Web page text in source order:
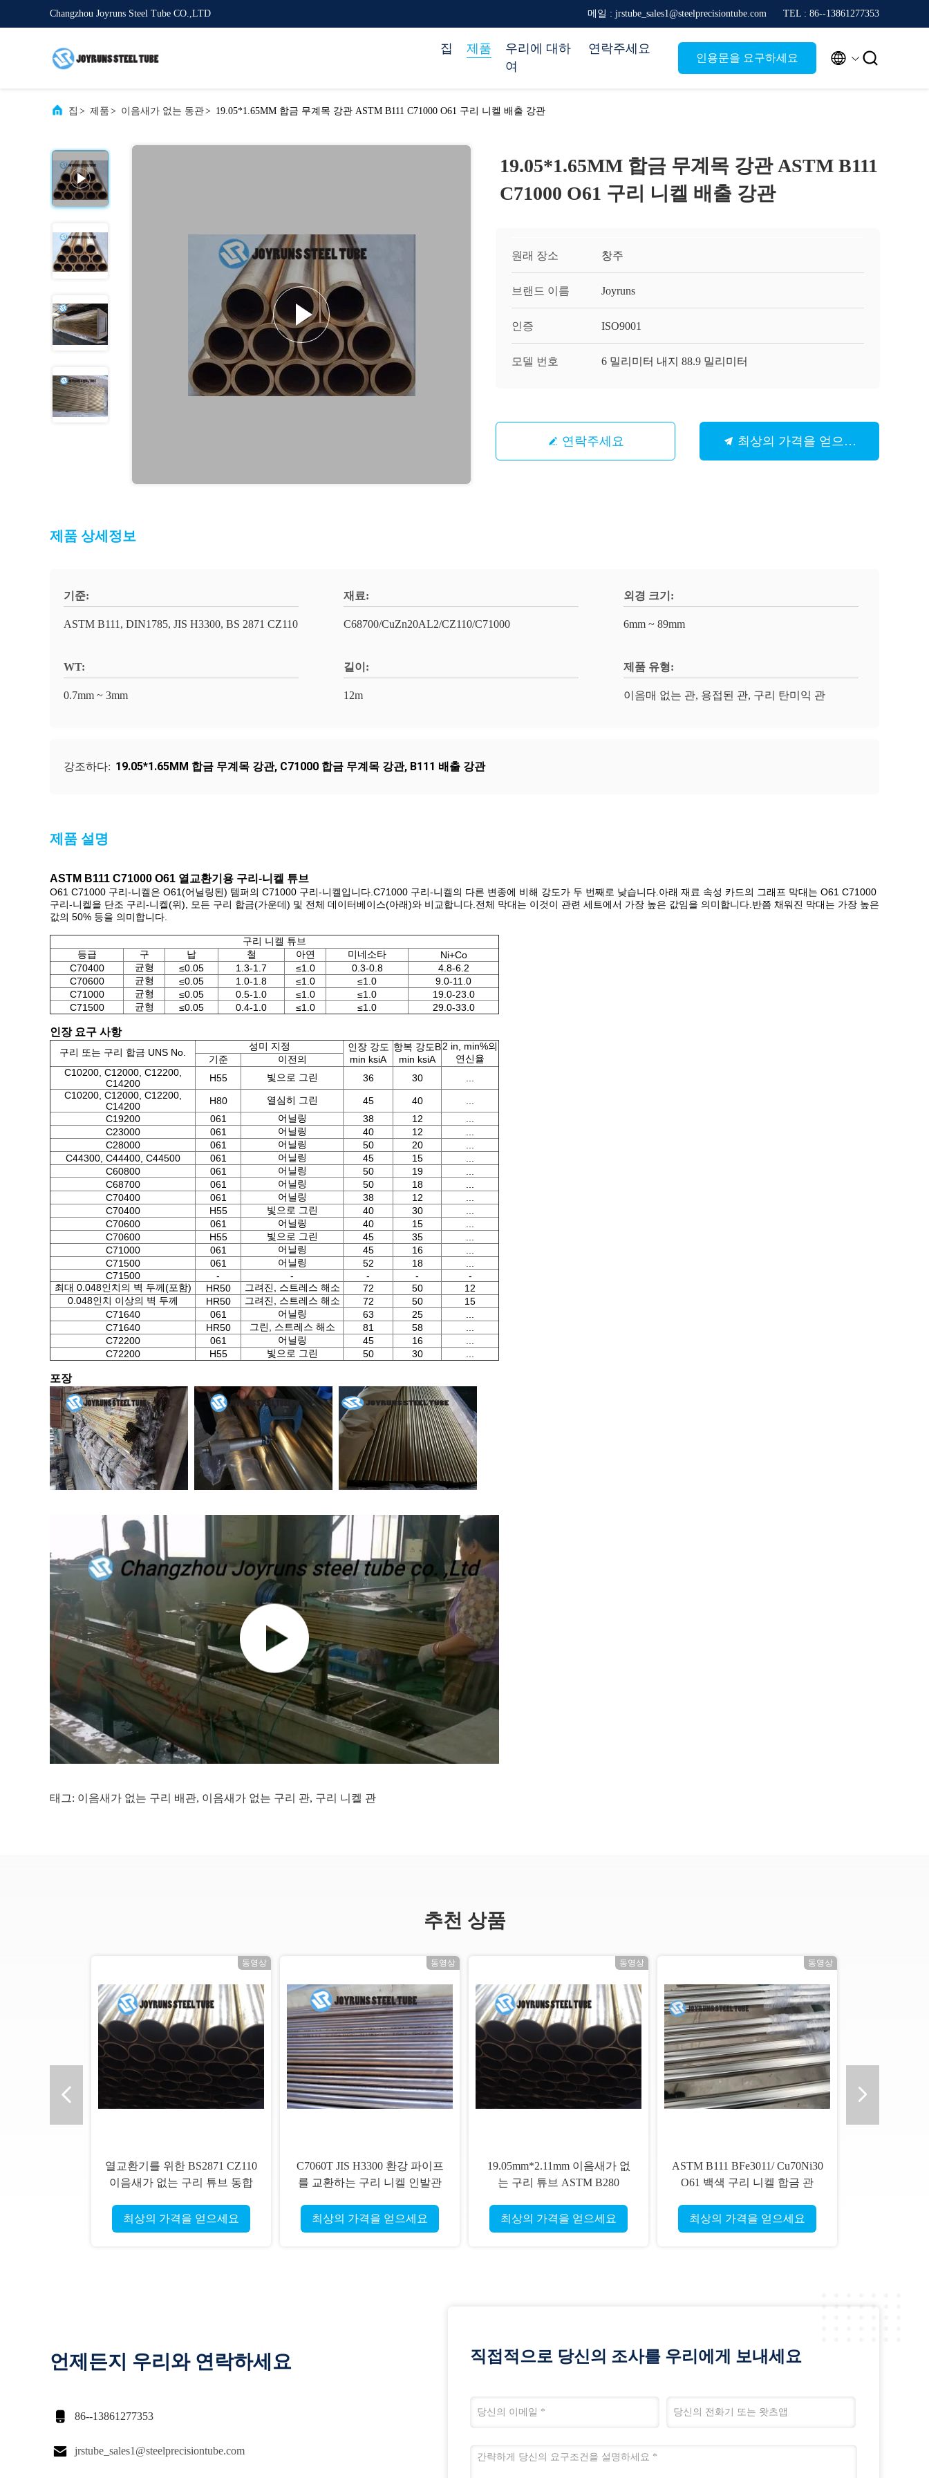
Changzhou Joyruns Steel Tube CO.,LTD 메일 : jrstube_sales1@steelprecisiontube.com TEL : 86--13861277353
집 제품
우리에 대하
여
연락주세요
인용문을 요구하세요  
집 > 제품 > 이음새가 없는 동관> 19.05*1.65MM 합금 무계목 강관 ASTM B111 C71000 O61 구리 니켈 배출 강관
19.05*1.65MM 합금 무계목 강관 ASTM B111
C71000 O61 구리 니켈 배출 강관
원래 장소 창주
브랜드 이름 Joyruns
인증 ISO9001
모델 번호 6 밀리미터 내지 88.9 밀리미터
연락주세요 최상의 가격을 얻으세요
제품 상세정보
기준:
ASTM B111, DIN1785, JIS H3300, BS 2871 CZ110
재료:
C68700/CuZn20AL2/CZ110/C71000
외경 크기:
6mm ~ 89mm
WT:
0.7mm ~ 3mm
길이:
12m
제품 유형:
이음매 없는 관, 용접된 관, 구리 탄미익 관
강조하다: 19.05*1.65MM 합금 무계목 강관, C71000 합금 무계목 강관, B111 배출 강관
제품 설명
ASTM B111 C71000 O61 열교환기용 구리-니켈 튜브
O61 C71000 구리-니켈은 O61(어닐링된) 템퍼의 C71000 구리-니켈입니다.C71000 구리-니켈의 다른 변종에 비해 강도가 두 번째로 낮습니다.아래 재료 속성 카드의 그래프 막대는 O61 C71000
구리-니켈을 단조 구리-니켈(위), 모든 구리 합금(가운데) 및 전체 데이터베이스(아래)와 비교합니다.전체 막대는 이것이 관련 세트에서 가장 높은 값임을 의미합니다.반쯤 채워진 막대는 가장 높은
값의 50% 등을 의미합니다.
구리 니켈 튜브
등급
구 납 철 아연 미네소타
Ni+Co
C70400
균형 ≤0.05 1.3-1.7 ≤1.0 0.3-0.8
4.8-6.2
C70600
균형 ≤0.05 1.0-1.8 ≤1.0 ≤1.0
9.0-11.0
C71000
균형 ≤0.05 0.5-1.0 ≤1.0 ≤1.0
19.0-23.0
C71500
균형 ≤0.05 0.4-1.0 ≤1.0 ≤1.0 29.0-33.0
인장 요구 사항
구리 또는 구리 합금 UNS No.
성미 지정
인장 강도
min ksiA
항복 강도B
min ksiA
2 in, min%의
연신율
기준
이전의
C10200, C12000, C12200,
C14200
H55 빛으로 그린 36 30
C10200, C12000, C12200,
C14200
H80 열심히 그린 45 40
C19200
061 어닐링 38 12
C23000
061 어닐링 40 12
C28000
061 어닐링 50 20
C44300, C44400, C44500
061 어닐링 45 15
C60800
061 어닐링 50 19
C68700
061 어닐링 50 18
C70400
061 어닐링 38 12
C70400
H55 빛으로 그린 40 30
C70600
061 어닐링 40 15
C70600
H55 빛으로 그린 45 35
C71000
061 어닐링 45 16
C71500
061 어닐링 52 18
C71500
- - - -
-
최대 0.048인치의 벽 두께(포함)
HR50 그려진, 스트레스 해소 72 50
12
0.048인치 이상의 벽 두께
HR50 그려진, 스트레스 해소 72 50
15
C71640
061 어닐링 63 25
C71640
HR50 그린, 스트레스 해소 81 58
C72200
061 어닐링 45 16
C72200
H55 빛으로 그린 50 30
포장
태그: 이음새가 없는 구리 배관, 이음새가 없는 구리 관, 구리 니켈 관
추천 상품
동영상
열교환기를 위한 BS2871 CZ110
이음새가 없는 구리 튜브 동합
최상의 가격을 얻으세요
동영상
C7060T JIS H3300 환강 파이프
를 교환하는 구리 니켈 인발관
최상의 가격을 얻으세요
동영상
19.05mm*2.11mm 이음새가 없
는 구리 튜브 ASTM B280
최상의 가격을 얻으세요
동영상
ASTM B111 BFe3011/ Cu70Ni30
O61 백색 구리 니켈 합금 관
최상의 가격을 얻으세요
언제든지 우리와 연락하세요
 86--13861277353
 jrstube_sales1@steelprecisiontube.com
직접적으로 당신의 조사를 우리에게 보내세요